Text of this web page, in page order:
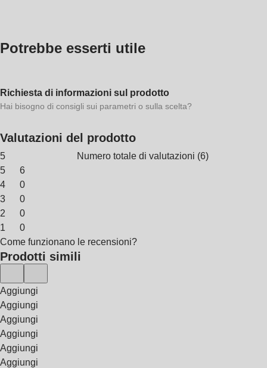
Potrebbe esserti utile
Richiesta di informazioni sul prodotto
Hai bisogno di consigli sui parametri o sulla scelta?
Valutazioni del prodotto
5 Numero totale di valutazioni (6)
5
6
4
0
3
0
2
0
1
0
Come funzionano le recensioni?
Prodotti simili
Aggiungi
Aggiungi
Aggiungi
Aggiungi
Aggiungi
Aggiungi